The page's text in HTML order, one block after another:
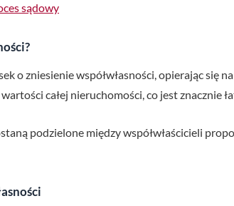
sądowy
o zniesienie współwłasności, opierając się
całej nieruchomości, co jest znacznie
podzielone między współwłaścicieli